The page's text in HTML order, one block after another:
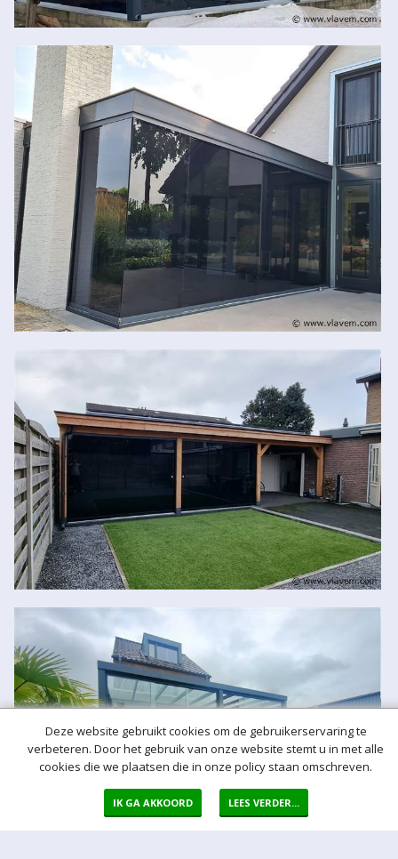
Deze website gebruikt cookies om de gebruikerservaring te
verbeteren. Door het gebruik van onze website stemt u in met alle
cookies die we plaatsen die in onze policy staan omschreven.
IK GA AKKOORD LEES VERDER...